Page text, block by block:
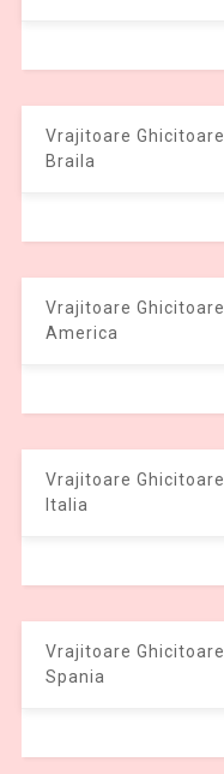
Vrajitoare
Braila
Vrajitoare
America
Vrajitoare
Italia
Vrajitoare
Spania